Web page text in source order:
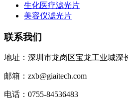
生化医疗滤光片
美容仪滤光片
联系我们
地址：深圳市龙岗区宝龙工业城深
邮箱：zxb@giaitech.com
电话：0755-84536483